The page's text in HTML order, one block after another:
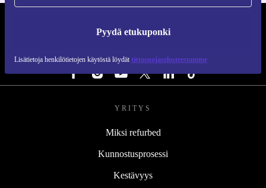
Pyydä etukuponki
Lisätietoja henkilötietojen käytöstä löydät tietosuojaselosteestamme
YRITYS
Miksi refurbed
Kunnostusprosessi
Kestävyys